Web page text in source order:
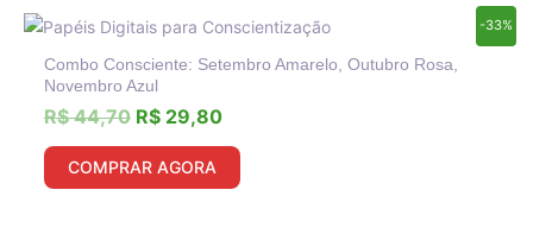
-33%
Combo Consciente: Setembro Amarelo, Outubro Rosa,
Novembro Azul
R$44,70
O
original
era:
R$ 44,70.
R$29,80
O
atual
R$ 29,80.
COMPRAR AGORA